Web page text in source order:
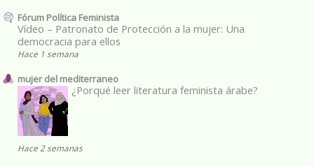
Fórum Política Feminista
Vídeo – Patronato de Protección a la mujer: Una
democracia para ellos
Hace 1 semana
mujer del mediterraneo
¿Porqué leer literatura feminista árabe?
Hace 2 semanas